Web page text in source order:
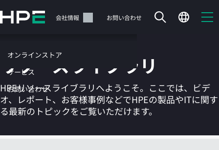
イ
テ
ツ
に
ス
ッ
サポート 会社情報 お問い合わせ
オンラインストア
サービス
お問い合わせ
カートは空です
リソースライブラリ
HPEリソースライブラリへようこそ。ここでは、ビデ
オ、レポート、お客様事例などでHPEの製品やITに関す
る最新のトピックをご覧いただけます。